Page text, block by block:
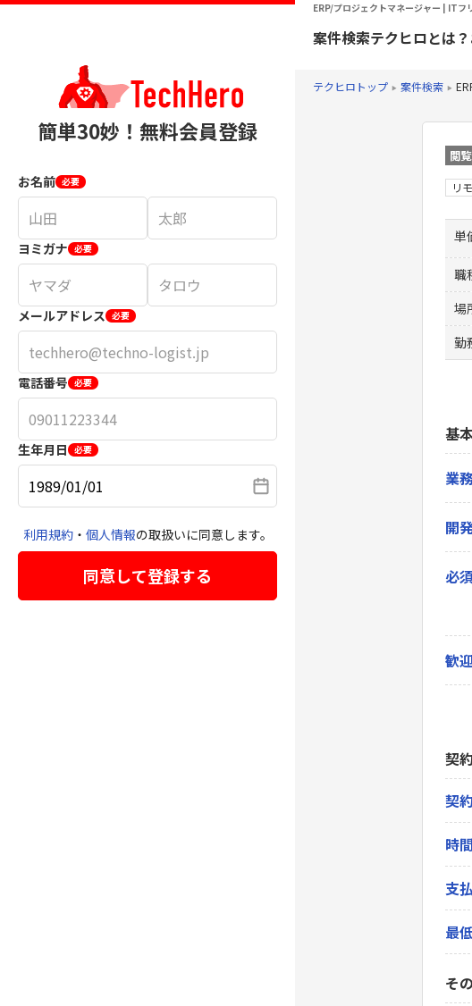
簡単30妙！無料会員登録
お名前 必要
ヨミガナ 必要
メールアドレス 必要
電話番号 必要
生年月日 必要
利用規約・ 個人情報の取扱いに同意します。
同意して登録する
ERP/プロジェクトマネージャー | IT
案件検索テクヒロとは？
テクヒロトップ 案件検索
閲
リ
単
職
場
勤
基
業
開
必
歓
契
契
時
支
最
そ